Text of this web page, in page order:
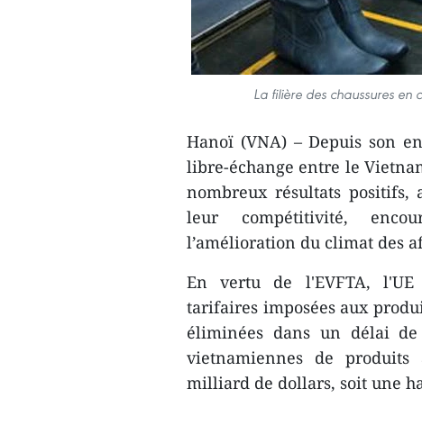
La filière des chaussures en
Hanoï (VNA) – Depuis son
libre-échange entre le
nombreux résultats positifs,
leur compétitivité,
l’amélioration du climat des
En vertu de l'EVFTA,
tarifaires imposées aux
éliminées dans un délai
vietnamiennes de
milliard de dollars, soit une